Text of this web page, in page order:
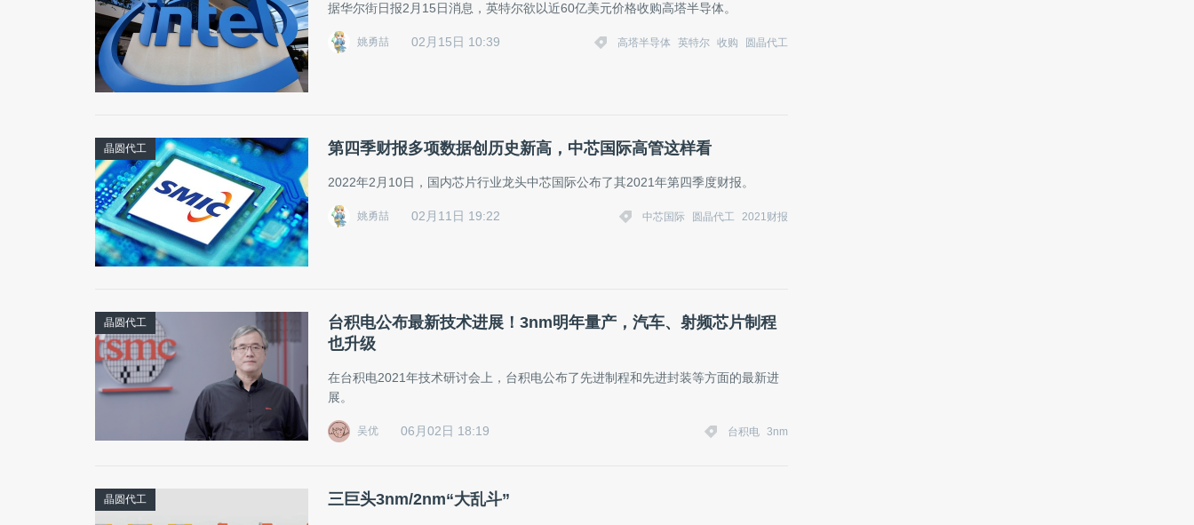
据华尔街日报2月15日消息，英特尔欲以近60亿美元价格收购高塔半导体。
姚勇喆 02月15日 10:39 高塔半导体 英特尔 收购 圆晶代工
晶圆代工 第四季财报多项数据创历史新高，中芯国际高管这样看
2022年2月10日，国内芯片行业龙头中芯国际公布了其2021年第四季度财报。
姚勇喆 02月11日 19:22 中芯国际 圆晶代工 2021财报
晶圆代工
台积电公布最新技术进展！3nm明年量产，汽车、射频芯片制程
也升级
在台积电2021年技术研讨会上，台积电公布了先进制程和先进封装等方面的最新进
展。
吴优 06月02日 18:19 台积电 3nm
晶圆代工 三巨头3nm/2nm“大乱斗”